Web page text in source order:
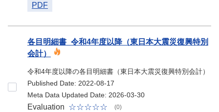
PDF
各目明細書_令和4年度以降（東日本大震災復興特別
会計）
令和4年度以降の各目明細書（東日本大震災復興特別会計）
Published Date: 2022-08-17
Meta Data Updated Date: 2026-03-30
Evaluation (0)